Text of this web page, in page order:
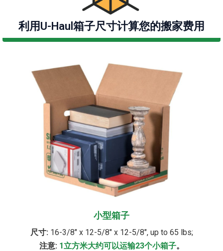
利用U-Haul箱子尺寸计算您的搬家费用
小型箱子
尺寸: 16-3/8" x 12-5/8" x 12-5/8", up to 65 lbs;
注意: 1立方米大约可以运输23个小箱子。